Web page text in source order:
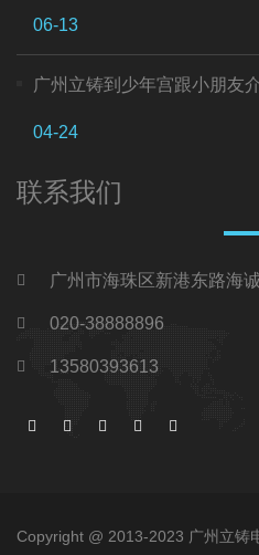
06-13
广州立铸到少年宫跟小朋友
04-24
联系我们
广州市海珠区新港东路海
020-38888896
13580393613
Copyright @ 2013-2023 广州立铸